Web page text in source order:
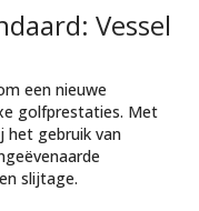
Vessel
een nieuwe
golfprestaties. Met
het gebruik van
slijtage.